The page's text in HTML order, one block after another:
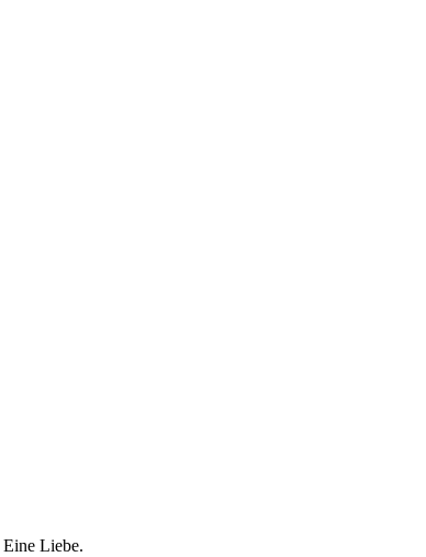
Liebe.